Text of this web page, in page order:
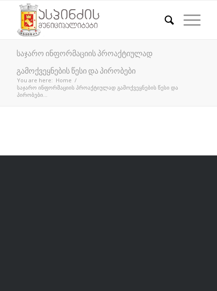
საჯარო ინფორმაციის პროაქტიულად
გამოქვეყნების წესი და პირობები
You are here: Home /
საჯარო ინფორმაციის პროაქტიულად გამოქვეყნების წესი და
პირობები...